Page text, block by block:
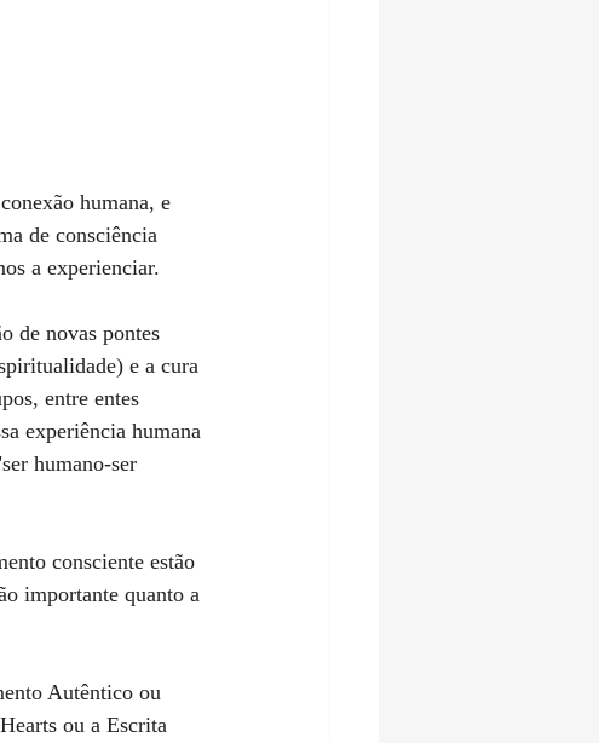
humana, e
de consciência
a experienciar.
de novas pontes
e a cura
entre entes
experiência humana
humano-ser
importante quanto a
Autêntico ou
ou a Escrita